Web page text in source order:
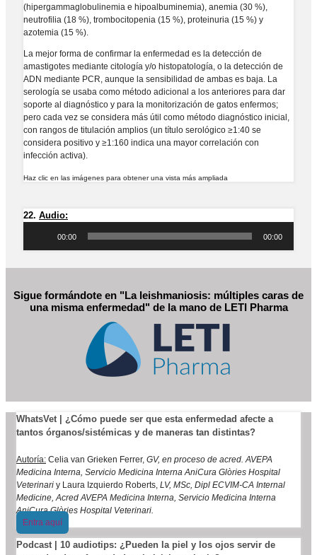
(hipergammaglobulinemia e hipoalbuminemia), anemia (30 %),
neutrofilia (18 %), trombocitopenia (15 %), proteinuria (15 %) y
azotemia (15 %).
La mejor forma de confirmar la enfermedad es la detección de
amastigotes mediante citología y/o histopatología, o la detección de
ADN mediante PCR, aunque la sensibilidad de ambas es baja. La
serología se usaba como método adicional a los anteriores para dar
soporte al diagnóstico y para la monitorización de gatos enfermos;
pero cada vez se considera más útil como método diagnóstico inicial,
con rangos de titulación amplios (un título serológico ≥1:40 se
considera positivo y ≥1:160 indica una mayor correlación con
infección activa).
Haz clic en las imágenes para obtener una vista más ampliada
22. Audio:
00:00 00:00
Sigue formándote en "La leishmaniosis: múltiples caras de
una misma enfermedad" de la mano de LETI Pharma
WhatsVet | ¿Cómo puede ser que esta enfermedad afecte a
tantos órganos/sistémicas y de maneras tan distintas?
Autoría: Celia van Grieken Ferrer, GV, en proceso de acred. AVEPA
Medicina Interna, Servicio Medicina Interna AniCura Glòries Hospital
Veterinari y Laura Izquierdo Roberts, LV, MSc, Dipl ECVIM-CA Internal
Medicine, Acred AVEPA Medicina Interna, Servicio Medicina Interna
AniCura Glòries Hospital Veterinari.
Entra aquí
Podcast | 10 audiotips: ¿Pueden la piel y los ojos servir de